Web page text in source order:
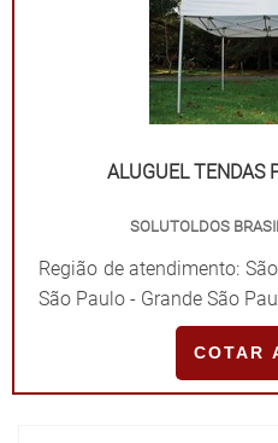
ALUGUEL TENDAS
SOLUTOLDOS
Região de atendimento:
São Paulo - Grande São
COTAR